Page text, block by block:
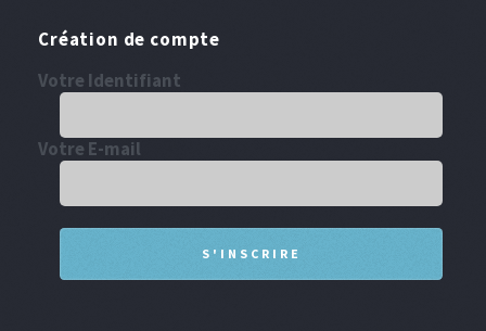
Création de compte
Votre Identifiant
Votre E-mail